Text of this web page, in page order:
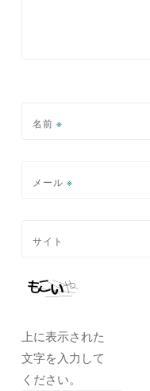
名前 ※
メール ※
サイト
上に表示された
文字を入力して
ください。